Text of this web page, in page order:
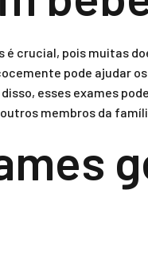
é crucial, pois muitas
pode ajudar
esses exames
membros da